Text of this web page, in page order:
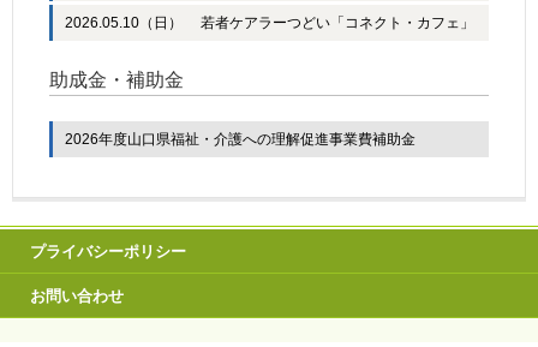
2026.05.10（日） 若者ケアラーつどい「コネクト・カフェ」
助成金・補助金
2026年度山口県福祉・介護への理解促進事業費補助金
プライバシーポリシー
お問い合わせ